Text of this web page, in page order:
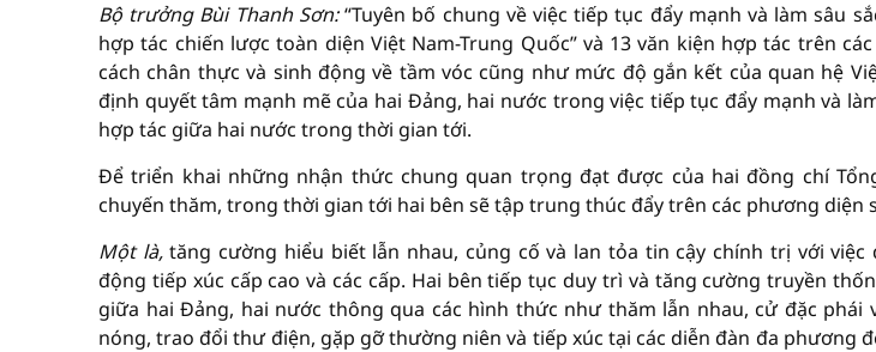
Bộ trưởng Bùi Thanh Sơn:“Tuyên bố chung về việc tiếp tục đẩy mạnh và làm sâu
hợp tác chiến lược toàn diện Việt Nam-Trung Quốc” và 13 văn kiện hợp tác trên
cách chân thực và sinh động về tầm vóc cũng như mức độ gắn kết của quan hệ
định quyết tâm mạnh mẽ của hai Đảng, hai nước trong việc tiếp tục đẩy mạnh và
hợp tác giữa hai nước trong thời gian tới.
Để triển khai những nhận thức chung quan trọng đạt được của hai đồng chí
chuyến thăm, trong thời gian tới hai bên sẽ tập trung thúc đẩy trên các phương diện
Một là,tăng cường hiểu biết lẫn nhau, củng cố và lan tỏa tin cậy chính trị với
động tiếp xúc cấp cao và các cấp. Hai bên tiếp tục duy trì và tăng cường truyền
giữa hai Đảng, hai nước thông qua các hình thức như thăm lẫn nhau, cử đặc phái
nóng, trao đổi thư điện, gặp gỡ thường niên và tiếp xúc tại các diễn đàn đa phương